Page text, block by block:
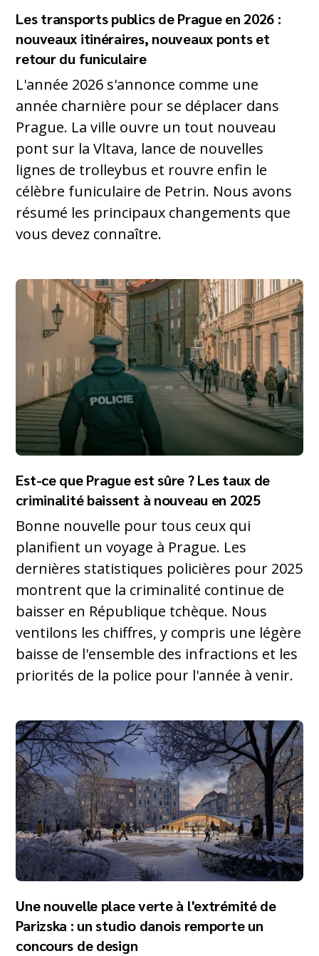
Les transports publics de Prague en 2026 :
nouveaux itinéraires, nouveaux ponts et
retour du funiculaire
L'année 2026 s'annonce comme une
année charnière pour se déplacer dans
Prague. La ville ouvre un tout nouveau
pont sur la Vltava, lance de nouvelles
lignes de trolleybus et rouvre enfin le
célèbre funiculaire de Petrin. Nous avons
résumé les principaux changements que
vous devez connaître.
Est-ce que Prague est sûre ? Les taux de
criminalité baissent à nouveau en 2025
Bonne nouvelle pour tous ceux qui
planifient un voyage à Prague. Les
dernières statistiques policières pour 2025
montrent que la criminalité continue de
baisser en République tchèque. Nous
ventilons les chiffres, y compris une légère
baisse de l'ensemble des infractions et les
priorités de la police pour l'année à venir.
Une nouvelle place verte à l'extrémité de
Parizska : un studio danois remporte un
concours de design